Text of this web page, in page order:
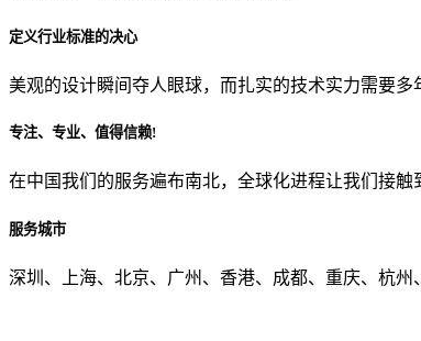
贵公司的团队规模是？
从哪里了解到我们？
定义行业标准的决心
美观的设计瞬间夺人眼球，而扎实的技术实力需要
专注、专业、值得信赖!
在中国我们的服务遍布南北，全球化进程让我们接触
服务城市
深圳、上海、北京、广州、香港、成都、重庆、杭